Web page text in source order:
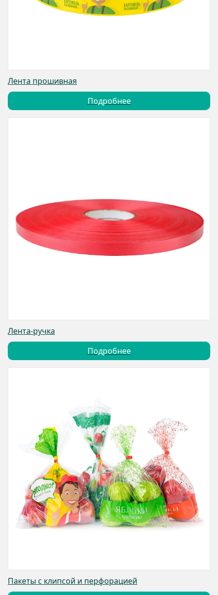
Лента прошивная
Подробнее
Лента-ручка
Подробнее
Пакеты с клипсой и перфорацией